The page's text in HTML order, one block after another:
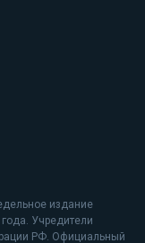
издание
Учредители
РФ. Официальный